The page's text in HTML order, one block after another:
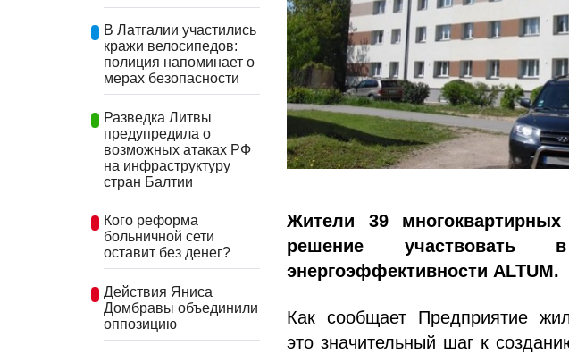
В Латгалии участились
кражи велосипедов:
полиция напоминает о
мерах безопасности
Разведка Литвы
предупредила о
возможных атаках РФ
на инфраструктуру
стран Балтии
Кого реформа
больничной сети
оставит без денег?
Действия Яниса
Домбравы объединили
оппозицию
Жители 39
решение участвовать
энергоэффективности ALTUM.
Как сообщает Предприятие
это значительный шаг к